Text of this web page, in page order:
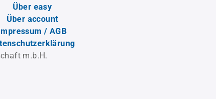
Über easy
Über account
/ AGB
m.b.H.